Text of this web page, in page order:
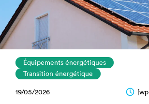
Équipements énergétiques
Transition énergétique
19/05/2026